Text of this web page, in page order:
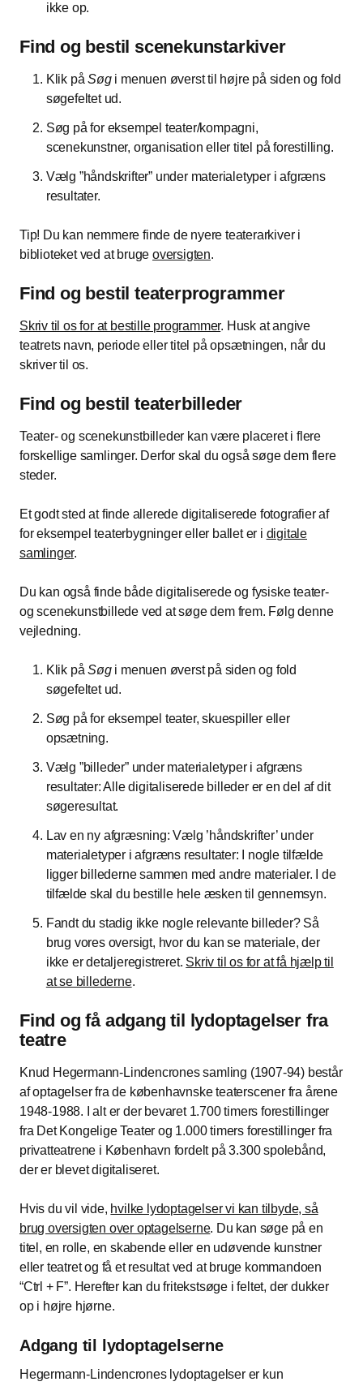
ikke op.
Find og bestil scenekunstarkiver
Klik påSøgi menuen øverst til højre på siden og fold
søgefeltet ud.
Søg på for eksempel teater/kompagni,
scenekunstner, organisation eller titel på forestilling.
Vælg ”håndskrifter” under materialetyper i afgræns
resultater.
Tip! Du kan nemmere finde de nyere teaterarkiver i
biblioteket ved at brugeoversigten.
Find og bestil teaterprogrammer
Skriv til os for at bestille programmer. Husk at angive
teatrets navn, periode eller titel på opsætningen, når du
skriver til os.
Find og bestil teaterbilleder
Teater- og scenekunstbilleder kan være placeret i flere
forskellige samlinger. Derfor skal du også søge dem flere
steder.
Et godt sted at finde allerede digitaliserede fotografier af
for eksempel teaterbygninger eller ballet er i digitale
samlinger.
Du kan også finde både digitaliserede og fysiske teater-
og scenekunstbillede ved at søge dem frem. Følg denne
vejledning.
Klik påSøgi menuen øverst på siden og fold
søgefeltet ud.
Søg på for eksempel teater, skuespiller eller
opsætning.
Vælg ”billeder” under materialetyper i afgræns
resultater: Alle digitaliserede billeder er en del af dit
søgeresultat.
Lav en ny afgræsning: Vælg ’håndskrifter’ under
materialetyper i afgræns resultater: I nogle tilfælde
ligger billederne sammen med andre materialer. I de
tilfælde skal du bestille hele æsken til gennemsyn.
Fandt du stadig ikke nogle relevante billeder? Så
brug vores oversigt, hvor du kan se materiale, der
ikke er detaljeregistreret. Skriv til os for at få hjælp til
at se billederne.
Find og få adgang til lydoptagelser fra
teatre
Knud Hegermann-Lindencrones samling (1907-94) består
af optagelser fra de københavnske teaterscener fra årene
1948-1988. I alt er der bevaret 1.700 timers forestillinger
fra Det Kongelige Teater og 1.000 timers forestillinger fra
privatteatrene i København fordelt på 3.300 spolebånd,
der er blevet digitaliseret.
Hvis du vil vide, hvilke lydoptagelser vi kan tilbyde, så
brug oversigten over optagelserne. Du kan søge på en
titel, en rolle, en skabende eller en udøvende kunstner
eller teatret og få et resultat ved at bruge kommandoen
“Ctrl + F”. Herefter kan du fritekstsøge i feltet, der dukker
op i højre hjørne.
Adgang til lydoptagelserne
Hegermann-Lindencrones lydoptagelser er kun